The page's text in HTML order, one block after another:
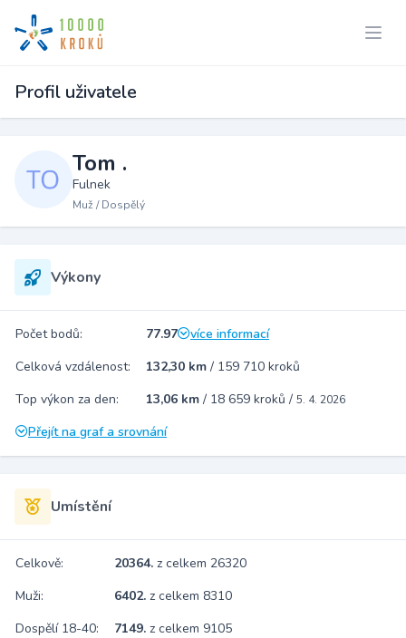
Profil uživatele
Tom .
Fulnek
Muž / Dospělý
Výkony
Počet bodů: 77.97
více informací
Celková vzdálenost:
132,30 km / 159 710 kroků
Top výkon za den:
13,06 km / 18 659 kroků / 5. 4. 2026
Přejít na graf a srovnání
Umístění
Celkově: 20364. z celkem 26320
Muži:
6402. z celkem 8310
Dospělí 18-40:
7149. z celkem 9105